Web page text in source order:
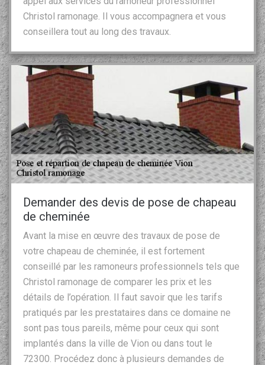
Christol ramonage. Il vous accompagnera et vous
conseillera tout au long des travaux.
Demander des devis de pose de chapeau
de cheminée
Avant la mise en œuvre des travaux de pose de
votre chapeau de cheminée, il est fortement
conseillé par les ramoneurs professionnels tels que
Christol ramonage de comparer les prix et les
détails de l’opération. Il faut savoir que les tarifs
pratiqués par les prestataires dans ce domaine ne
sont pas tous pareils, même pour ceux qui sont
implantés dans la ville de Vion ou dans tout le
72300. Procédez donc à plusieurs demandes de